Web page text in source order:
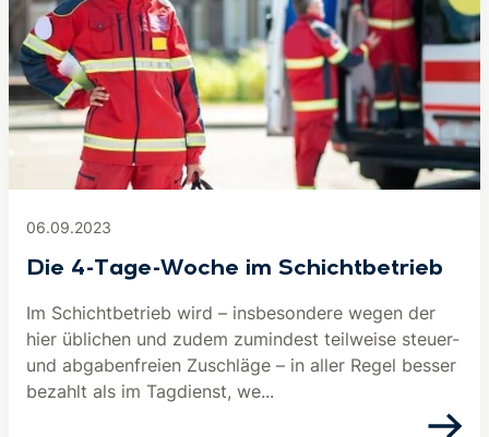
06.09.2023
Die 4-Tage-Woche im Schichtbetrieb
Im Schichtbetrieb wird – insbesondere wegen der
hier üblichen und zudem zumindest teilweise steuer-
und abgabenfreien Zuschläge – in aller Regel besser
bezahlt als im Tagdienst, we...